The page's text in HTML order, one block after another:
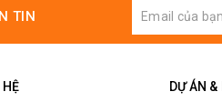
TIN
DỰ ÁN &